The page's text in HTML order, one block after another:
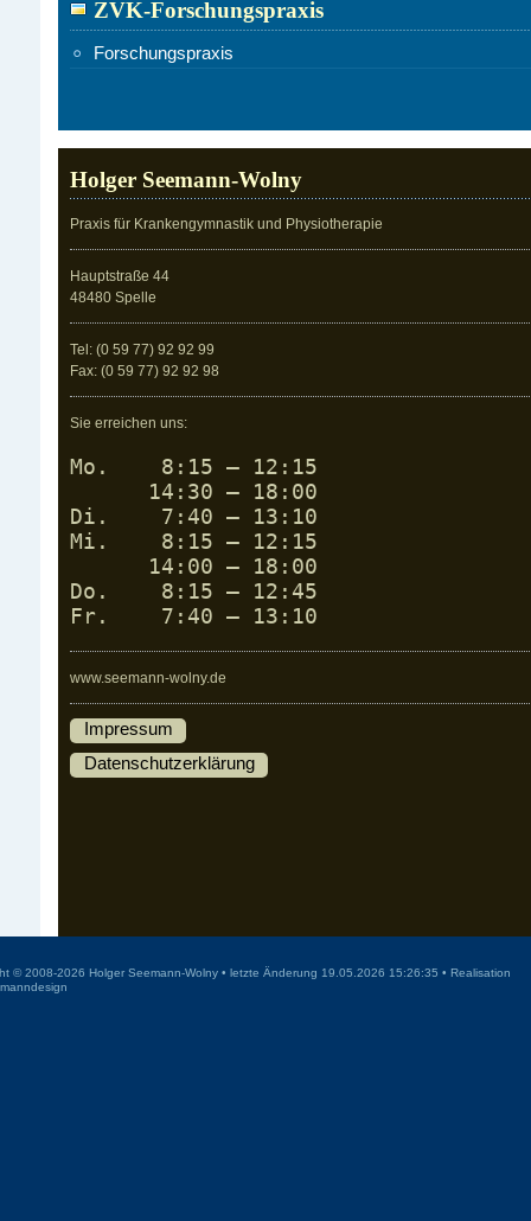
ZVK-Forschungspraxis
Forschungspraxis
Holger Seemann-Wolny
Praxis für Krankengymnastik und Physiotherapie
Hauptstraße 44
48480 Spelle
Tel: (0 59 77) 92 92 99
Fax: (0 59 77) 92 92 98
Sie erreichen uns:
Mo.    8:15 – 12:15
      14:30 – 18:00
Di.    7:40 – 13:10
Mi.    8:15 – 12:15
      14:00 – 18:00
Do.    8:15 – 12:45
Fr.    7:40 – 13:10
www.seemann-wolny.de
Impressum
Datenschutzerklärung
© 2008-2026 Holger Seemann-Wolny • letzte Änderung 19.05.2026 15:26:35 • Realisation